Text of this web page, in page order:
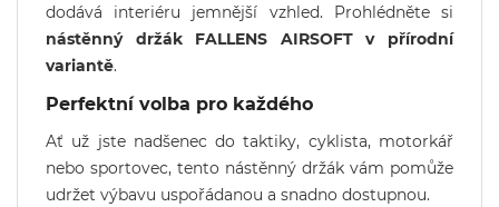
dodává interiéru jemnější vzhled. Prohlédněte si
nástěnný držák FALLENS AIRSOFT v přírodní
variantě.
Perfektní volba pro každého
Ať už jste nadšenec do taktiky, cyklista, motorkář
nebo sportovec, tento nástěnný držák vám pomůže
udržet výbavu uspořádanou a snadno dostupnou.